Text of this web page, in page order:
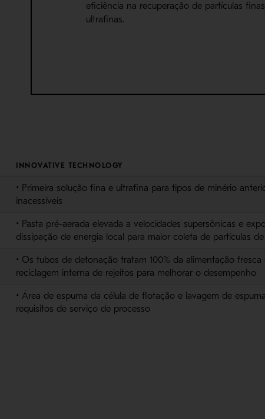
eficiência na recuperação de partículas
ultrafinas.
INNOVATIVE TECHNOLOGY
• Primeira solução fina e ultrafina para tipos de minério
inacessíveis
• Pasta pré-aerada elevada a velocidades supersônicas e
dissipação de energia local para maior coleta de partículas
• Os tubos de detonação tratam 100% da alimentação
reciclagem interna de rejeitos para melhorar o desempenho
• Área de espuma da célula de flotação e lavagem de
requisitos de serviço de processo